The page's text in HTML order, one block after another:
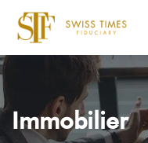
Immobilier